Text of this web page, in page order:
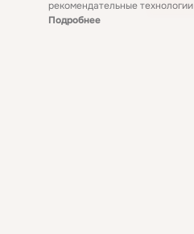
рекомендательные технологии
Подробнее